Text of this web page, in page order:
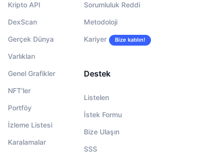
Kripto API
DexScan
Gerçek Dünya
Varlıkları
Genel Grafikler
NFT'ler
Portföy
İzleme Listesi
Karalamalar
Sorumluluk Reddi
Metodoloji
Kariyer Bize katılın!
Destek
Listelen
İstek Formu
Bize Ulaşın
SSS